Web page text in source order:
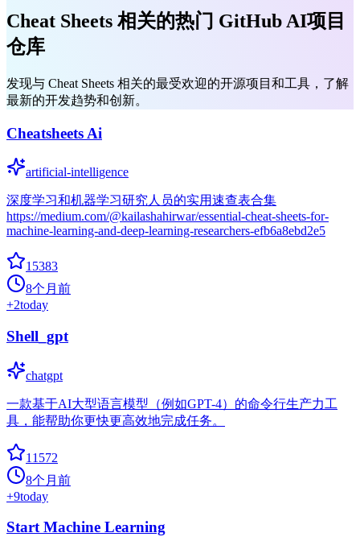
Cheat Sheets 相关的热门 GitHub AI项目
仓库
发现与 Cheat Sheets 相关的最受欢迎的开源项目和工具，了解
最新的开发趋势和创新。
Cheatsheets Ai
artificial-intelligence
深度学习和机器学习研究人员的实用速查表合集
https://medium.com/@kailashahirwar/essential-cheat-sheets-for-
machine-learning-and-deep-learning-researchers-efb6a8ebd2e5
15383
8个月前
+2today
Shell_gpt
chatgpt
一款基于AI大型语言模型（例如GPT-4）的命令行生产力工
具，能帮助你更快更高效地完成任务。
11572
8个月前
+9today
Start Machine Learning